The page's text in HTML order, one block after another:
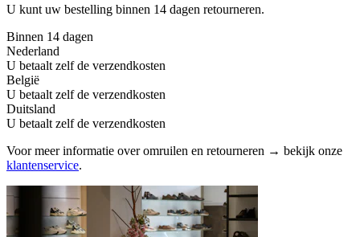
U kunt uw bestelling binnen 14 dagen retourneren.
Binnen 14 dagen
Nederland
U betaalt zelf de verzendkosten
België
U betaalt zelf de verzendkosten
Duitsland
U betaalt zelf de verzendkosten
Voor meer informatie over omruilen en retourneren → bekijk onze
klantenservice.